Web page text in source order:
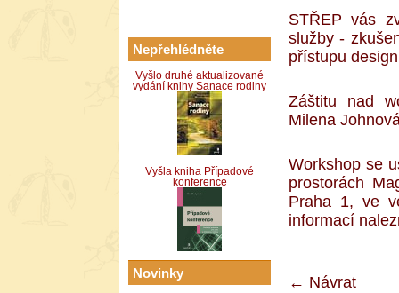
Nepřehlédněte
Vyšlo druhé aktualizované
vydání knihy Sanace rodiny
Vyšla kniha Případové
konference
Novinky
STŘEP vás
služby -
přístupu
Záštitu nad
Milena
Workshop se
prostorách
Praha 1, ve
informací
← Návrat